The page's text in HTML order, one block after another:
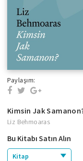
Paylaşım:
Kimsin Jak
Liz Behmoaras
Bu Kitabı Satın Alın
Kitap